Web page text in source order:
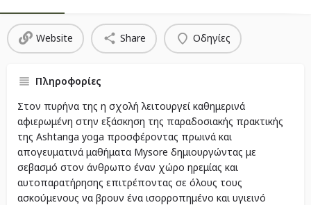
Website Share Οδηγίες
Πληροφορίες
Στον πυρήνα της η σχολή λειτουργεί καθημερινά
αφιερωμένη στην εξάσκηση της παραδοσιακής πρακτικής
της Ashtanga yoga προσφέροντας πρωινά και
απογευματινά μαθήματα Mysore δημιουργώντας με
σεβασμό στον άνθρωπο έναν χώρο ηρεμίας και
αυτοπαρατήρησης επιτρέποντας σε όλους τους
ασκούμενους να βρουν ένα ισορροπημένο και υγιεινό